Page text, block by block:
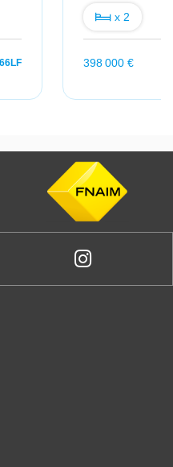
x 2
398 000 €